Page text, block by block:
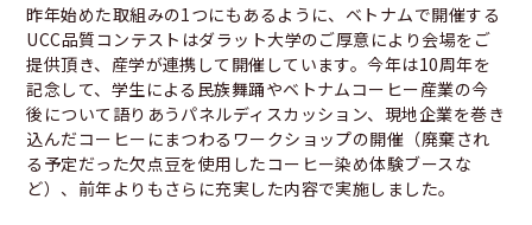
昨年始めた取組みの1つにもあるように、ベトナムで開催する
UCC品質コンテストはダラット大学のご厚意により会場をご
提供頂き、産学が連携して開催しています。今年は10周年を
記念して、学生による民族舞踊やベトナムコーヒー産業の今
後について語りあうパネルディスカッション、現地企業を巻き
込んだコーヒーにまつわるワークショップの開催（廃棄され
る予定だった欠点豆を使用したコーヒー染め体験ブースな
ど）、前年よりもさらに充実した内容で実施しました。